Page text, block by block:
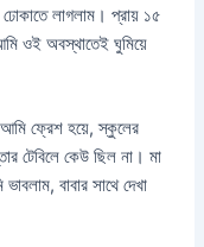
লাগলাম। প্রায় ১৫
ওই অবস্থাতেই ঘুমিয়ে
আমি ফ্রেশ হয়ে, স্কুলের
টেবিলে কেউ ছিল না। মা
বাবার সাথে দেখা